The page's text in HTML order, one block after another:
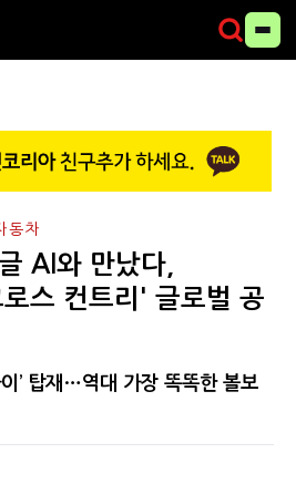
동차
AI와 만났다,
스 컨트리' 글로벌 공
’ 탑재…역대 가장 똑똑한 볼보